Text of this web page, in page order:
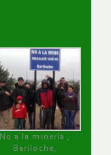
No a la minería ,
Bariloche,